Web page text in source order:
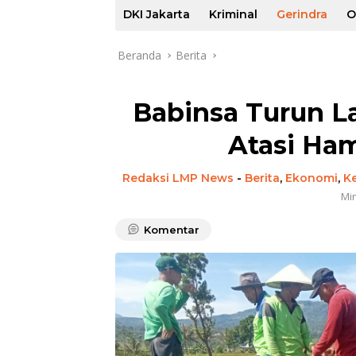
DKI Jakarta Kriminal Gerindra
Beranda Berita
Babinsa Turun
Atasi
Redaksi LMP News - Berita, Ekonomi,
Komentar